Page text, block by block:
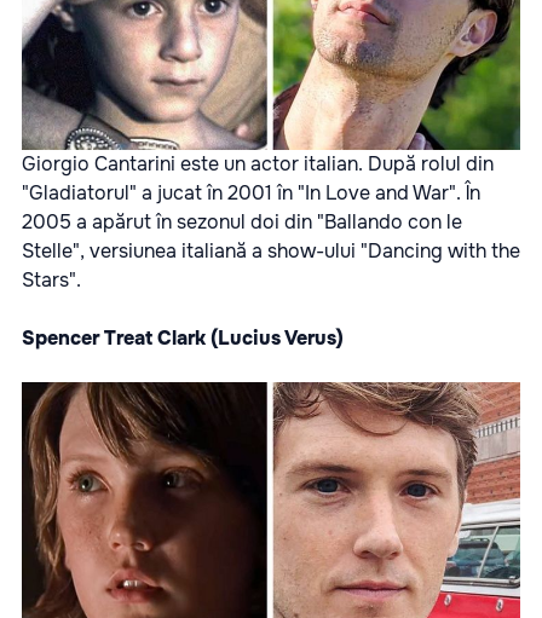
Giorgio Cantarini este un actor italian. După rolul din
"Gladiatorul" a jucat în 2001 în "In Love and War". În
2005 a apărut în sezonul doi din "Ballando con le
Stelle", versiunea italiană a show-ului "Dancing with the
Stars".
Spencer Treat Clark (Lucius Verus)